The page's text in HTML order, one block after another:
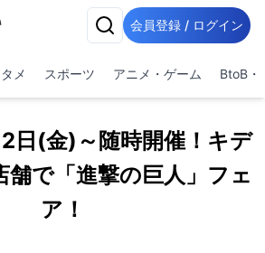
会員登録 / ログイン
メ スポーツ アニメ・ゲーム BtoB・
日(金)～随時開催！キデ
舗で「進撃の巨人」フェ
ア！